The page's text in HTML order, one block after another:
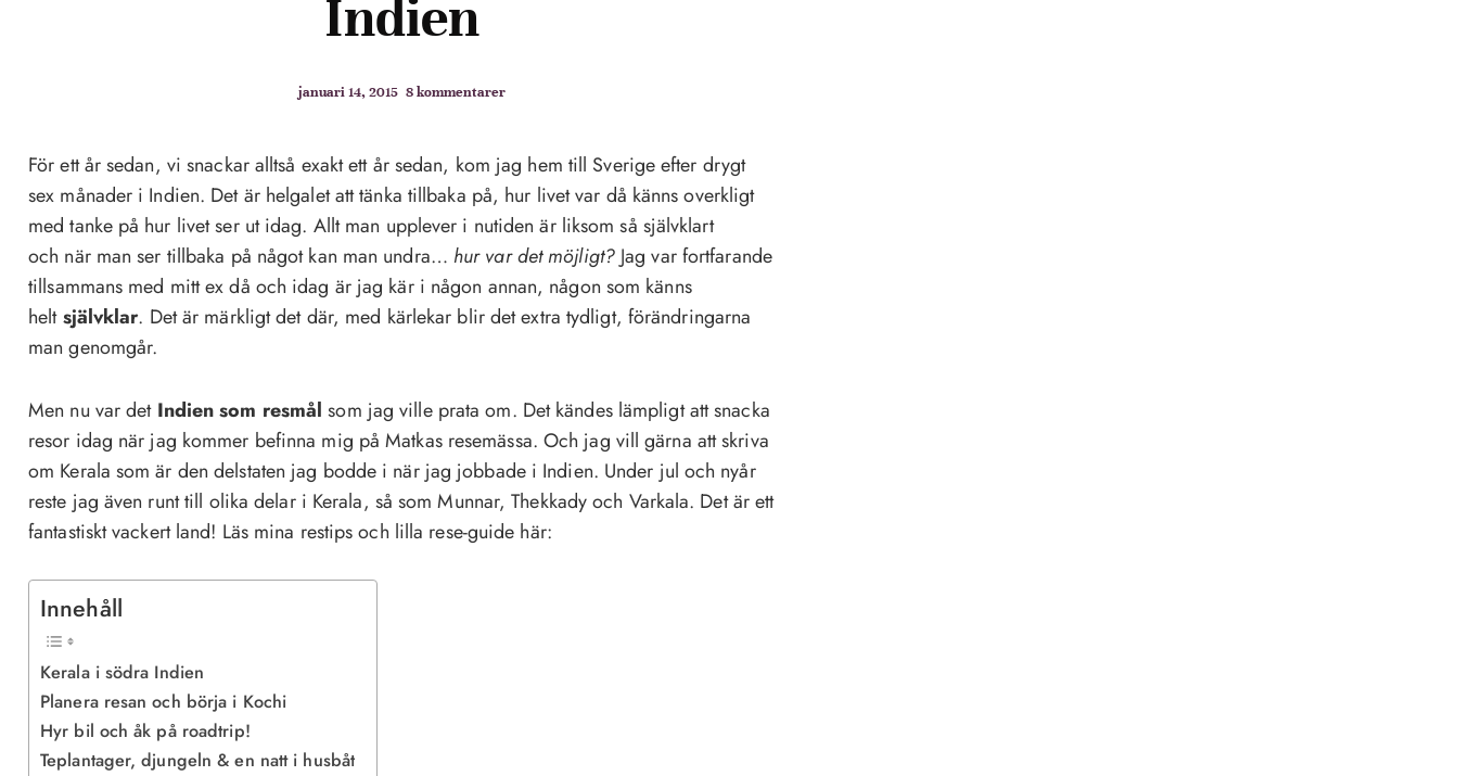
Indien
januari 14, 2015 8 kommentarer
För ett år sedan, vi snackar alltså exakt ett år sedan, kom jag hem till Sverige efter drygt
sex månader i Indien. Det är helgalet att tänka tillbaka på, hur livet var då känns overkligt
med tanke på hur livet ser ut idag. Allt man upplever i nutiden är liksom så självklart
och när man ser tillbaka på något kan man undra… hur var det möjligt? Jag var fortfarande
tillsammans med mitt ex då och idag är jag kär i någon annan, någon som känns
heltsjälvklar. Det är märkligt det där, med kärlekar blir det extra tydligt, förändringarna
man genomgår.
Men nu var det Indien som resmål som jag ville prata om. Det kändes lämpligt att snacka
resor idag när jag kommer befinna mig på Matkas resemässa. Och jag vill gärna att skriva
om Kerala som är den delstaten jag bodde i när jag jobbade i Indien. Under jul och nyår
reste jag även runt till olika delar i Kerala, så som Munnar, Thekkady och Varkala. Det är ett
fantastiskt vackert land! Läs mina restips och lilla rese-guide här:
Innehåll
Kerala i södra Indien
Planera resan och börja i Kochi
Hyr bil och åk på roadtrip!
Teplantager, djungeln & en natt i husbåt